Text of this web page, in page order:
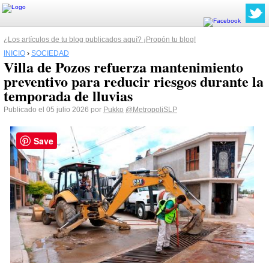
¿Los artículos de tu blog publicados aquí? ¡Propón tu blog!
INICIO › SOCIEDAD
Villa de Pozos refuerza mantenimiento
preventivo para reducir riesgos durante la
temporada de lluvias
Publicado el 05 julio 2026 por Pukko @MetropoliSLP
Save